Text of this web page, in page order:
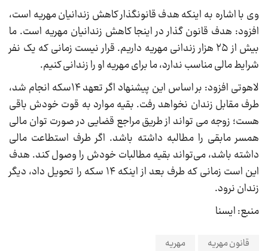
وی با اشاره به اینکه هدف قانونگذار کاهش زندانیان مهریه است،
افزود: هدف قانون گذار در اینجا کاهش زندانیان مهریه است. ما
بیش از ۲۵ هزار زندانی مهریه داریم. قرار نیست زمانی که یک نفر
شرایط مالی مناسب ندارد، ما برای مهریه او را زندانی کنیم.
لاهوتی افزود: بر اساس این پیشنهاد اگر تعهد ۱۴سکه انجام شد،
طرف مقابل زندان نخواهد رفت. بقیه موارد به قوت خودش باقی
هست؛ زوجه می تواند از طریق مراجع قضایی در صورت توان مالی
همسر مابقی را مطالبه داشته باشد. اگر طرف استطاعت مالی
داشته باشد، می‌تواند بقیه مطالبات خودش را وصول کند. هدف
این است زمانی که طرف بعد از اینکه ۱۴ سکه را تحویل داد، دیگر
زندان نرود.
منبع: ایسنا
قانون مهریه مهریه